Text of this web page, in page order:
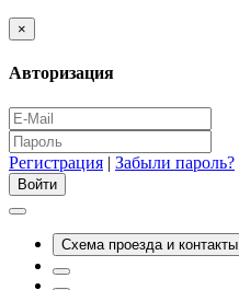
×
Авторизация
Регистрация | Забыли пароль?
Схема проезда и контакты